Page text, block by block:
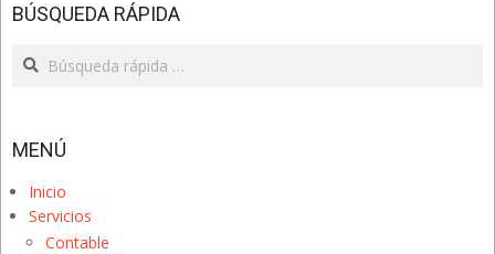
BÚSQUEDA RÁPIDA
Search
MENÚ
Inicio
Servicios
Contable